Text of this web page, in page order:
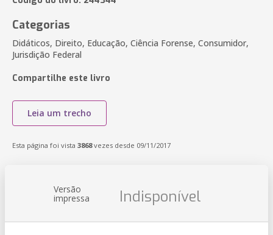
Categorias
Didáticos, Direito, Educação, Ciência Forense, Consumidor,
Jurisdição Federal
Compartilhe este livro
Leia um trecho
Esta página foi vista 3868vezes desde 09/11/2017
Versão
impressa Indisponível